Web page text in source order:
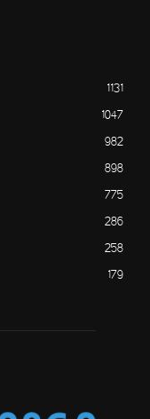
1131
1047
982
898
775
286
258
179